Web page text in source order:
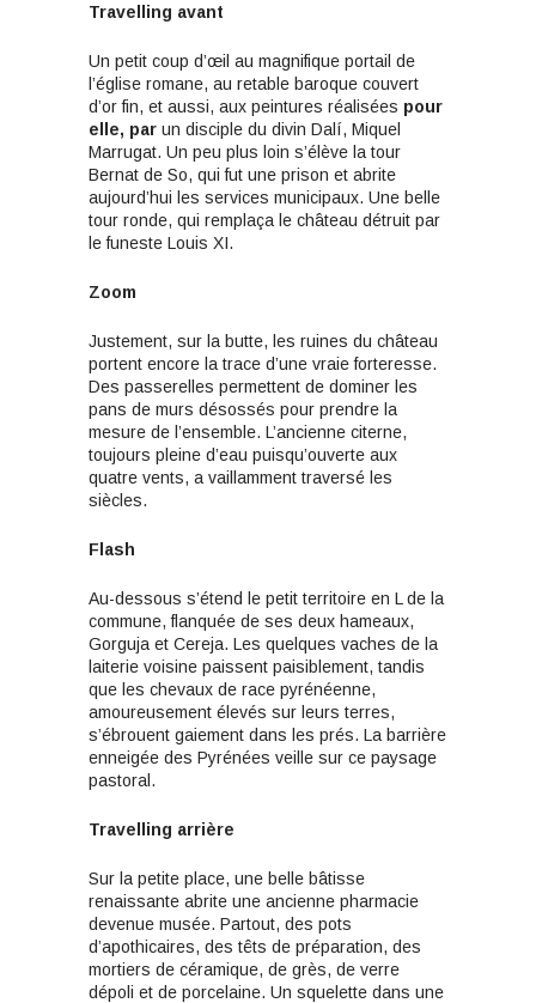
Travelling avant
Un petit coup d’œil au magnifique portail de
l’église romane, au retable baroque couvert
d’or fin, et aussi, aux peintures réalisées pour
elle, par un disciple du divin Dalí, Miquel
Marrugat. Un peu plus loin s’élève la tour
Bernat de So, qui fut une prison et abrite
aujourd’hui les services municipaux. Une belle
tour ronde, qui remplaça le château détruit par
le funeste Louis XI.
Zoom
Justement, sur la butte, les ruines du château
portent encore la trace d’une vraie forteresse.
Des passerelles permettent de dominer les
pans de murs désossés pour prendre la
mesure de l’ensemble. L’ancienne citerne,
toujours pleine d’eau puisqu’ouverte aux
quatre vents, a vaillamment traversé les
siècles.
Flash
Au-dessous s’étend le petit territoire en L de la
commune, flanquée de ses deux hameaux,
Gorguja et Cereja. Les quelques vaches de la
laiterie voisine paissent paisiblement, tandis
que les chevaux de race pyrénéenne,
amoureusement élevés sur leurs terres,
s’ébrouent gaiement dans les prés. La barrière
enneigée des Pyrénées veille sur ce paysage
pastoral.
Travelling arrière
Sur la petite place, une belle bâtisse
renaissante abrite une ancienne pharmacie
devenue musée. Partout, des pots
d’apothicaires, des têts de préparation, des
mortiers de céramique, de grès, de verre
dépoli et de porcelaine. Un squelette dans une